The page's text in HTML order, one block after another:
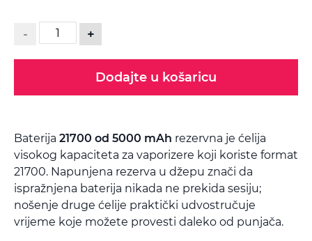
- +
Dodajte u košaricu
Baterija 21700 od 5000 mAh rezervna je ćelija
visokog kapaciteta za vaporizere koji koriste format
21700. Napunjena rezerva u džepu znači da
ispražnjena baterija nikada ne prekida sesiju;
nošenje druge ćelije praktički udvostručuje
vrijeme koje možete provesti daleko od punjača.